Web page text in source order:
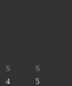
S
S
4
5